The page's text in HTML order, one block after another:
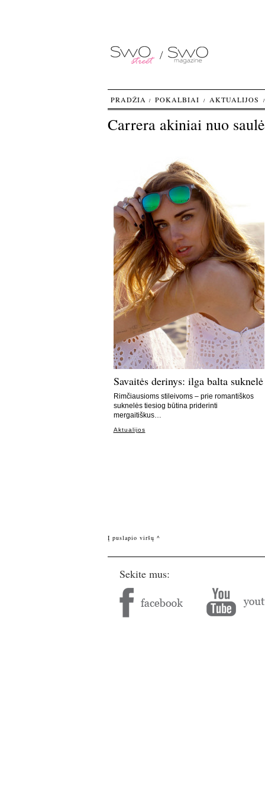
Carrera akiniai nuo
Savaitės derinys: ilga balta suknelė
Rimčiausioms stileivoms – prie romantiškos
suknelės tiesiog būtina priderinti
mergaitiškus…
Aktualijos
PRADŽIA POKALBIAI AKTUALIJOS
Į puslapio viršų ^
Sekite mus: